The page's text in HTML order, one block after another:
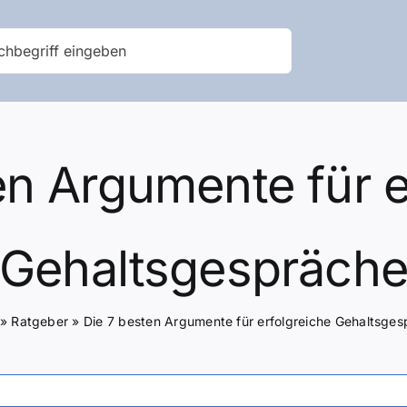
Argumente für
» Ratgeber » Die 7 besten Argumente für erfolgreiche